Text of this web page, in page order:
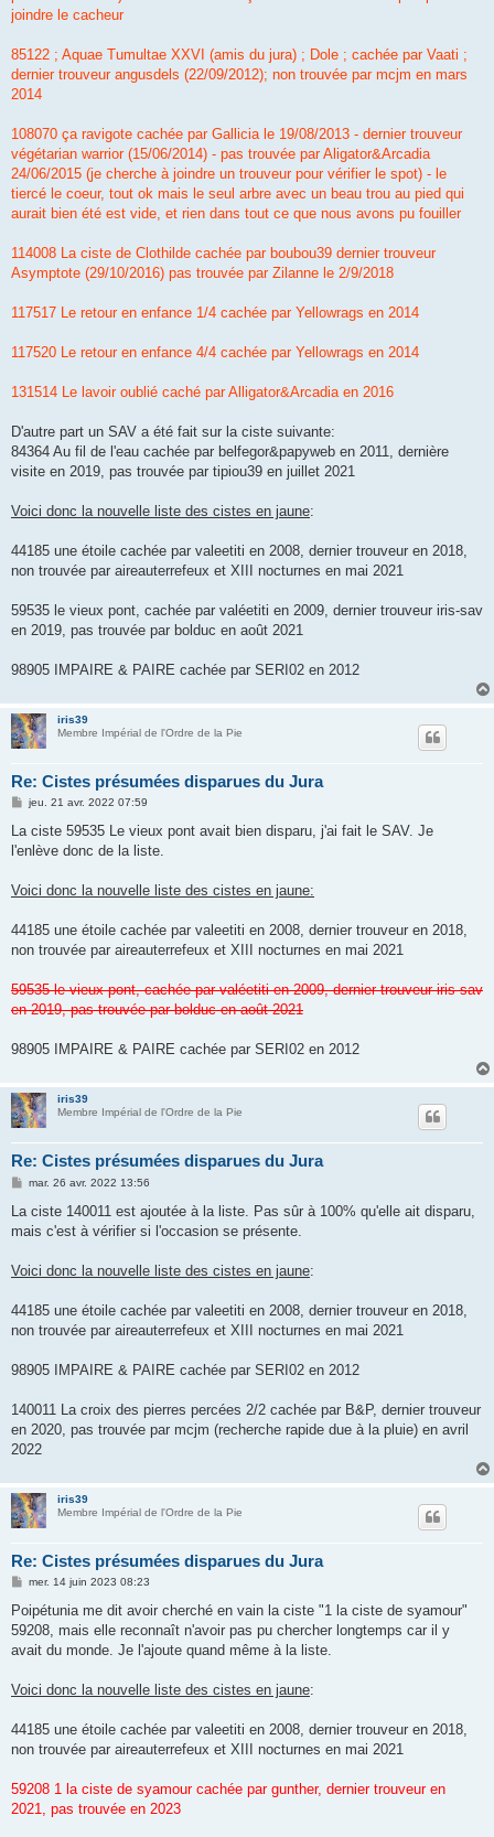
joindre le cacheur
85122 ; Aquae Tumultae XXVI (amis du jura) ; Dole ; cachée par Vaati ;
dernier trouveur angusdels (22/09/2012); non trouvée par mcjm en mars
2014
108070 ça ravigote cachée par Gallicia le 19/08/2013 - dernier trouveur
végétarian warrior (15/06/2014) - pas trouvée par Aligator&Arcadia
24/06/2015 (je cherche à joindre un trouveur pour vérifier le spot) - le
tiercé le coeur, tout ok mais le seul arbre avec un beau trou au pied qui
aurait bien été est vide, et rien dans tout ce que nous avons pu fouiller
114008 La ciste de Clothilde cachée par boubou39 dernier trouveur
Asymptote (29/10/2016) pas trouvée par Zilanne le 2/9/2018
117517 Le retour en enfance 1/4 cachée par Yellowrags en 2014
117520 Le retour en enfance 4/4 cachée par Yellowrags en 2014
131514 Le lavoir oublié caché par Alligator&Arcadia en 2016
D'autre part un SAV a été fait sur la ciste suivante:
84364 Au fil de l'eau cachée par belfegor&papyweb en 2011, dernière
visite en 2019, pas trouvée par tipiou39 en juillet 2021
Voici donc la nouvelle liste des cistes en jaune:
44185 une étoile cachée par valeetiti en 2008, dernier trouveur en 2018,
non trouvée par aireauterrefeux et XIII nocturnes en mai 2021
59535 le vieux pont, cachée par valéetiti en 2009, dernier trouveur iris-sav
en 2019, pas trouvée par bolduc en août 2021
98905 IMPAIRE & PAIRE cachée par SERI02 en 2012
iris39
Membre Impérial de l'Ordre de la Pie
Re: Cistes présumées disparues du Jura
M
s
a
jeu. 21 avr. 2022 07:59
La ciste 59535 Le vieux pont avait bien disparu, j'ai fait le SAV. Je
l'enlève donc de la liste.
Voici donc la nouvelle liste des cistes en jaune:
44185 une étoile cachée par valeetiti en 2008, dernier trouveur en 2018,
non trouvée par aireauterrefeux et XIII nocturnes en mai 2021
59535 le vieux pont, cachée par valéetiti en 2009, dernier trouveur iris-sav
en 2019, pas trouvée par bolduc en août 2021
98905 IMPAIRE & PAIRE cachée par SERI02 en 2012
iris39
Membre Impérial de l'Ordre de la Pie
Re: Cistes présumées disparues du Jura
M
s
a
mar. 26 avr. 2022 13:56
La ciste 140011 est ajoutée à la liste. Pas sûr à 100% qu'elle ait disparu,
mais c'est à vérifier si l'occasion se présente.
Voici donc la nouvelle liste des cistes en jaune:
44185 une étoile cachée par valeetiti en 2008, dernier trouveur en 2018,
non trouvée par aireauterrefeux et XIII nocturnes en mai 2021
98905 IMPAIRE & PAIRE cachée par SERI02 en 2012
140011 La croix des pierres percées 2/2 cachée par B&P, dernier trouveur
en 2020, pas trouvée par mcjm (recherche rapide due à la pluie) en avril
2022
iris39
Membre Impérial de l'Ordre de la Pie
Re: Cistes présumées disparues du Jura
M
s
a
g
mer. 14 juin 2023 08:23
Poipétunia me dit avoir cherché en vain la ciste "1 la ciste de syamour"
59208, mais elle reconnaît n'avoir pas pu chercher longtemps car il y
avait du monde. Je l'ajoute quand même à la liste.
Voici donc la nouvelle liste des cistes en jaune:
44185 une étoile cachée par valeetiti en 2008, dernier trouveur en 2018,
non trouvée par aireauterrefeux et XIII nocturnes en mai 2021
59208 1 la ciste de syamour cachée par gunther, dernier trouveur en
2021, pas trouvée en 2023